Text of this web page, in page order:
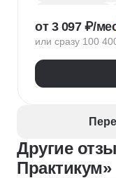
Google реклама
Яндекс Директ
Продвижение на
от 3 097 ₽/
или сразу 100
Другие
Практикум»